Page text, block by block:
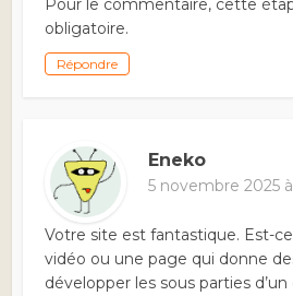
Pour le commentaire, cette
obligatoire.
Répondre
Eneko
5 novembre 2025
Votre site est fantastique. Est-
vidéo ou une page qui donne
développer les sous parties